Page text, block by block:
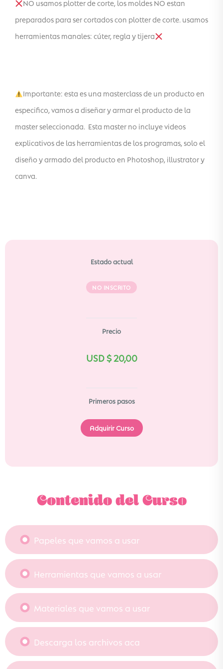
NO usamos plotter de corte, los moldes NO estan
preparados para ser cortados con plotter de corte. usamos
herramientas manales: cúter, regla y tijera
Importante: esta es una masterclass de un producto en
especifico, vamos a diseñar y armar el producto de la
master seleccionada. Esta master no incluye videos
explicativos de las herramientas de los programas, solo el
diseño y armado del producto en Photoshop, illustrator y
canva.
Estado actual
NO INSCRITO
Precio
USD $20,00
Primeros pasos
Adquirir Curso
Contenido del Curso
Papeles que vamos a usar
Herramientas que vamos a usar
Materiales que vamos a usar
Descarga los archivos aca